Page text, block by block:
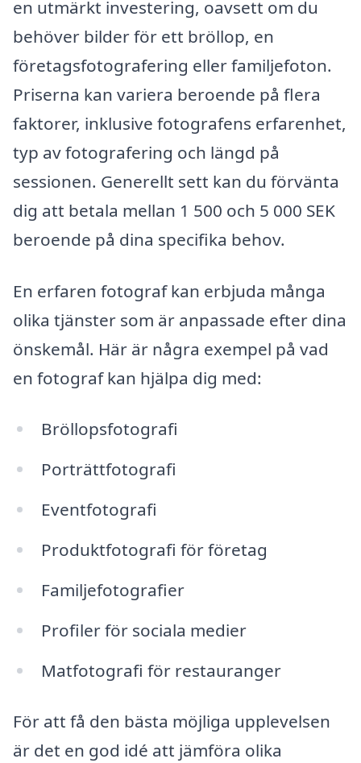
en utmärkt investering, oavsett om du
behöver bilder för ett bröllop, en
företagsfotografering eller familjefoton.
Priserna kan variera beroende på flera
faktorer, inklusive fotografens erfarenhet,
typ av fotografering och längd på
sessionen. Generellt sett kan du förvänta
dig att betala mellan 1 500 och 5 000 SEK
beroende på dina specifika behov.
En erfaren fotograf kan erbjuda många
olika tjänster som är anpassade efter dina
önskemål. Här är några exempel på vad
en fotograf kan hjälpa dig med:
Bröllopsfotografi
Porträttfotografi
Eventfotografi
Produktfotografi för företag
Familjefotografier
Profiler för sociala medier
Matfotografi för restauranger
För att få den bästa möjliga upplevelsen
är det en god idé att jämföra olika